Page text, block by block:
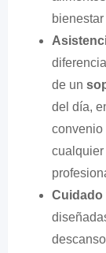
de un
del día,
convenio
Cuidado